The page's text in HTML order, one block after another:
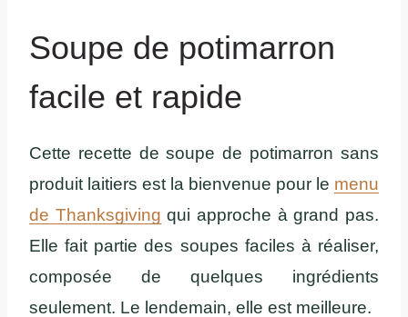
Soupe de potimarron
facile et rapide
Cette recette de soupe de potimarron sans
produit laitiers est la bienvenue pour le menu
de Thanksgiving qui approche à grand pas.
Elle fait partie des soupes faciles à réaliser,
composée de quelques ingrédients
seulement. Le lendemain, elle est meilleure.